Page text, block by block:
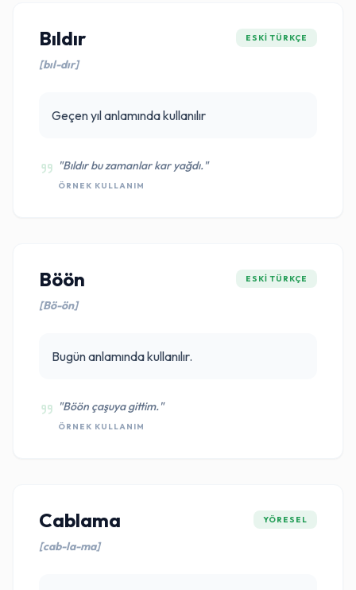
Bıldır
[bıl-dır]
ESKI TÜRKÇE
Geçen yıl anlamında kullanılır
"Bıldır bu zamanlar kar yağdı."
ÖRNEK KULLANIM
Böön
[Bö-ön]
ESKI TÜRKÇE
Bugün anlamında kullanılır.
"Böön çaşuya gittim."
ÖRNEK KULLANIM
Cablama
[cab-la-ma]
YÖRESEL